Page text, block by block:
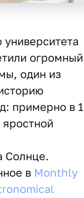
огромный
один из
примерно в
Солнце.
в Monthly